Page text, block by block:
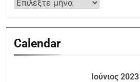
Calendar
Ιούνιος 2023